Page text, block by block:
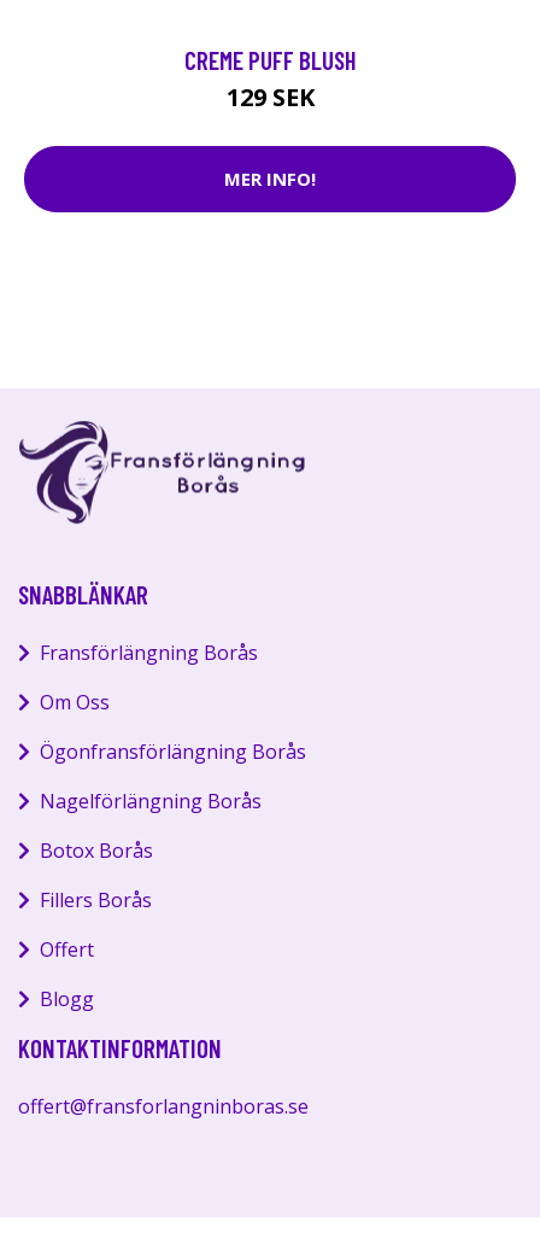
CREME PUFF BLUSH
129 SEK
MER INFO!
SNABBLÄNKAR
Fransförlängning Borås
Om Oss
Ögonfransförlängning Borås
Nagelförlängning Borås
Botox Borås
Fillers Borås
Offert
Blogg
KONTAKTINFORMATION
offert@fransforlangninboras.se